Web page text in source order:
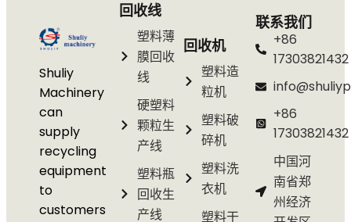
Shuliy
Machinery
can
supply
recycling
equipment
to
customers
回收线
塑料薄
膜回收
线
硬塑料
颗粒生
产线
塑料瓶
回收生
产线
回收机
塑料造
粒机
塑料破
碎机
塑料洗
衣机
塑料干
联系我们
+86
17303821432
+86
17303821432
中国河
南省郑
州经济